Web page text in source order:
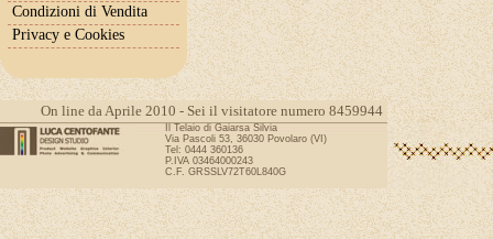
Condizioni di Vendita
Privacy e Cookies
On line da Aprile 2010 - Sei il visitatore numero 8459944
Il Telaio di Gaiarsa Silvia
Via Pascoli 53, 36030 Povolaro (VI)
Tel: 0444 360136
P.IVA 03464000243
C.F. GRSSLV72T60L840G